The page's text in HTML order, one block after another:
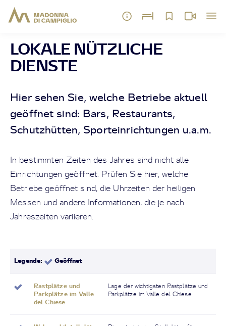
LOKALE NÜTZLICHE
DIENSTE
Hier sehen Sie, welche Betriebe aktuell
geöffnet sind: Bars, Restaurants,
Schutzhütten, Sporteinrichtungen u.a.m.
In bestimmten Zeiten des Jahres sind nicht alle
Einrichtungen geöffnet. Prüfen Sie hier, welche
Betriebe geöffnet sind, die Uhrzeiten der heiligen
Messen und andere Informationen, die je nach
Jahreszeiten variieren.
Legende: Geöffnet
Rastplätze und
Parkplätze im Valle
del Chiese
Lage der wichtigsten Rastplätze und
Parkplätze im Valle del Chiese